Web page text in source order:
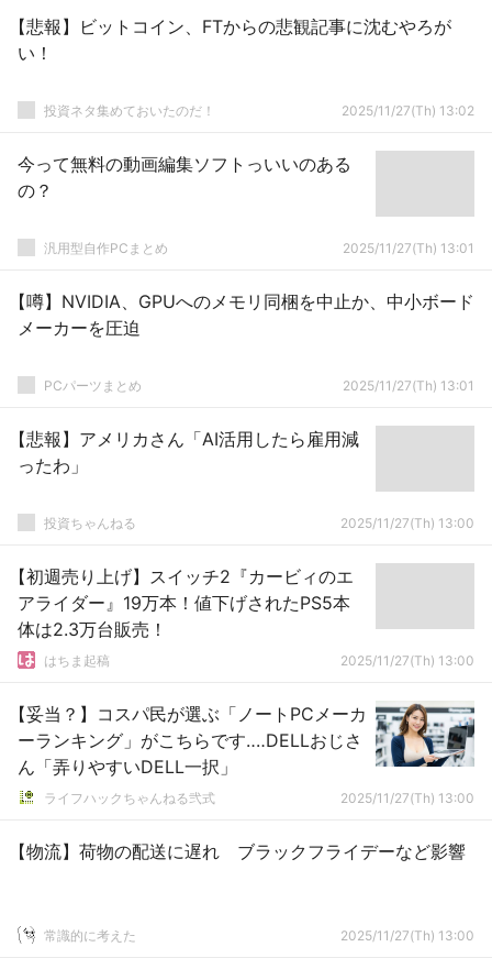
【悲報】ビットコイン、FTからの悲観記事に沈むやろが
い！
投資ネタ集めておいたのだ！ 2025/11/27(Th) 13:02
今って無料の動画編集ソフトっいいのある
の？
汎用型自作PCまとめ 2025/11/27(Th) 13:01
【噂】NVIDIA、GPUへのメモリ同梱を中止か、中小ボード
メーカーを圧迫
PCパーツまとめ 2025/11/27(Th) 13:01
【悲報】アメリカさん「AI活用したら雇用減
ったわ」
投資ちゃんねる 2025/11/27(Th) 13:00
【初週売り上げ】スイッチ2『カービィのエ
アライダー』19万本！値下げされたPS5本
体は2.3万台販売！
はちま起稿 2025/11/27(Th) 13:00
【妥当？】コスパ民が選ぶ「ノートPCメーカ
ーランキング」がこちらです‥‥DELLおじさ
ん「弄りやすいDELL一択」
ライフハックちゃんねる弐式 2025/11/27(Th) 13:00
【物流】荷物の配送に遅れ ブラックフライデーなど影響
常識的に考えた 2025/11/27(Th) 13:00